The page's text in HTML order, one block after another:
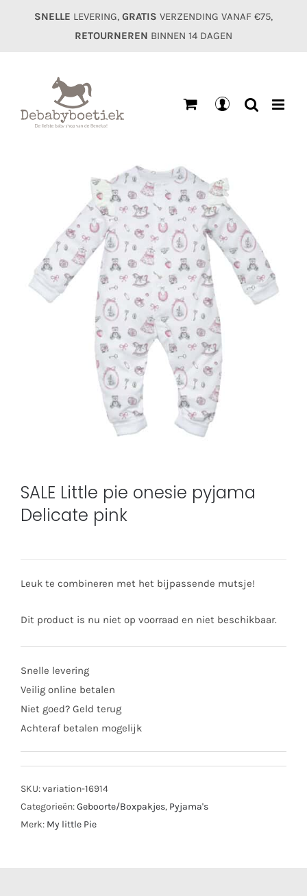
SNELLE LEVERING, GRATIS VERZENDING VANAF €75,
RETOURNEREN BINNEN 14 DAGEN
SALE Little pie onesie pyjama
Delicate pink
Leuk te combineren met het bijpassende mutsje!
Dit product is nu niet op voorraad en niet beschikbaar.
Snelle levering
Veilig online betalen
Niet goed? Geld terug
Achteraf betalen mogelijk
SKU:variation-16914
Categorieën:Geboorte/Boxpakjes, Pyjama's
Merk: My little Pie